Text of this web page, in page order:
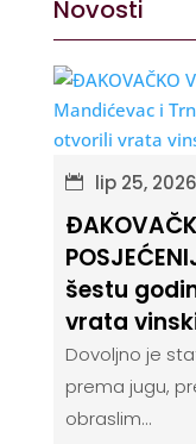
Novosti
lip 25, 2026
šestu
vrata
Dovoljno je
prema jugu,
obraslim...